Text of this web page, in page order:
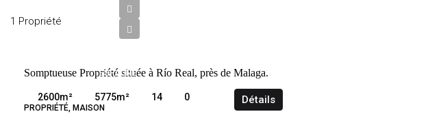
1 Propriété
ESPAGNE
Somptueuse Propriété située à Río Real, près de Malaga.
2600m² 5775m² 14 0
PROPRIÉTÉ, MAISON
Détails